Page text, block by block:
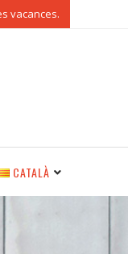
vacances.
CATALÀ